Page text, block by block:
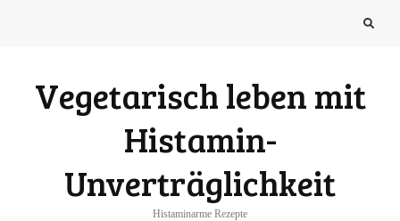
Vegetarisch leben mit
Histamin-
Unverträglichkeit
Histaminarme Rezepte